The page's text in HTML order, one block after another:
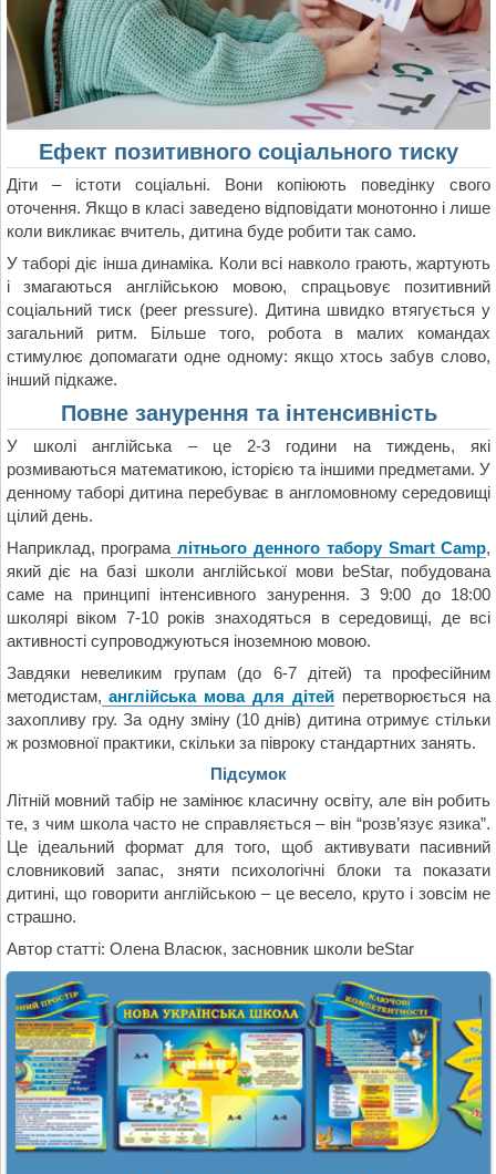
Ефект позитивного соціального тиску
Діти – істоти соціальні. Вони копіюють поведінку свого
оточення. Якщо в класі заведено відповідати монотонно і лише
коли викликає вчитель, дитина буде робити так само.
У таборі діє інша динаміка. Коли всі навколо грають, жартують
і змагаються англійською мовою, спрацьовує позитивний
соціальний тиск (peer pressure). Дитина швидко втягується у
загальний ритм. Більше того, робота в малих командах
стимулює допомагати одне одному: якщо хтось забув слово,
інший підкаже.
Повне занурення та інтенсивність
У школі англійська – це 2-3 години на тиждень, які
розмиваються математикою, історією та іншими предметами. У
денному таборі дитина перебуває в англомовному середовищі
цілий день.
Наприклад, програма літнього денного табору Smart Camp,
який діє на базі школи англійської мови beStar, побудована
саме на принципі інтенсивного занурення. З 9:00 до 18:00
школярі віком 7-10 років знаходяться в середовищі, де всі
активності супроводжуються іноземною мовою.
Завдяки невеликим групам (до 6-7 дітей) та професійним
методистам, англійська мова для дітейперетворюється на
захопливу гру. За одну зміну (10 днів) дитина отримує стільки
ж розмовної практики, скільки за півроку стандартних занять.
Підсумок
Літній мовний табір не замінює класичну освіту, але він робить
те, з чим школа часто не справляється – він “розв’язує язика”.
Це ідеальний формат для того, щоб активувати пасивний
словниковий запас, зняти психологічні блоки та показати
дитині, що говорити англійською – це весело, круто і зовсім не
страшно.
Автор статті: Олена Власюк, засновник школи beStar